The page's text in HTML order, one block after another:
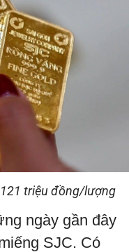
triệu đồng/lượng
ngày gần đây
SJC. Có